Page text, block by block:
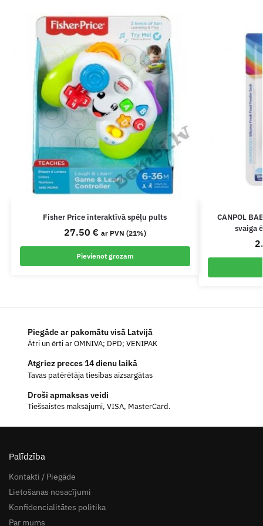
Fisher Price interaktīvā spēļu pults
27.50 € ar PVN (21%)
Pievienot grozam
CANPOL
svaiga
Piegāde ar pakomātu visā Latvijā
Ātri un ērti ar OMNIVA; DPD; VENIPAK
Atgriez preces 14 dienu laikā
Tavas patērētāja tiesības aizsargātas
Droši apmaksas veidi
Tiešsaistes maksājumi, VISA, MasterCard.
Palīdzība
Kontakti / Piegāde
Lietošanas nosacījumi
Konfidencialitātes politika
Par mums